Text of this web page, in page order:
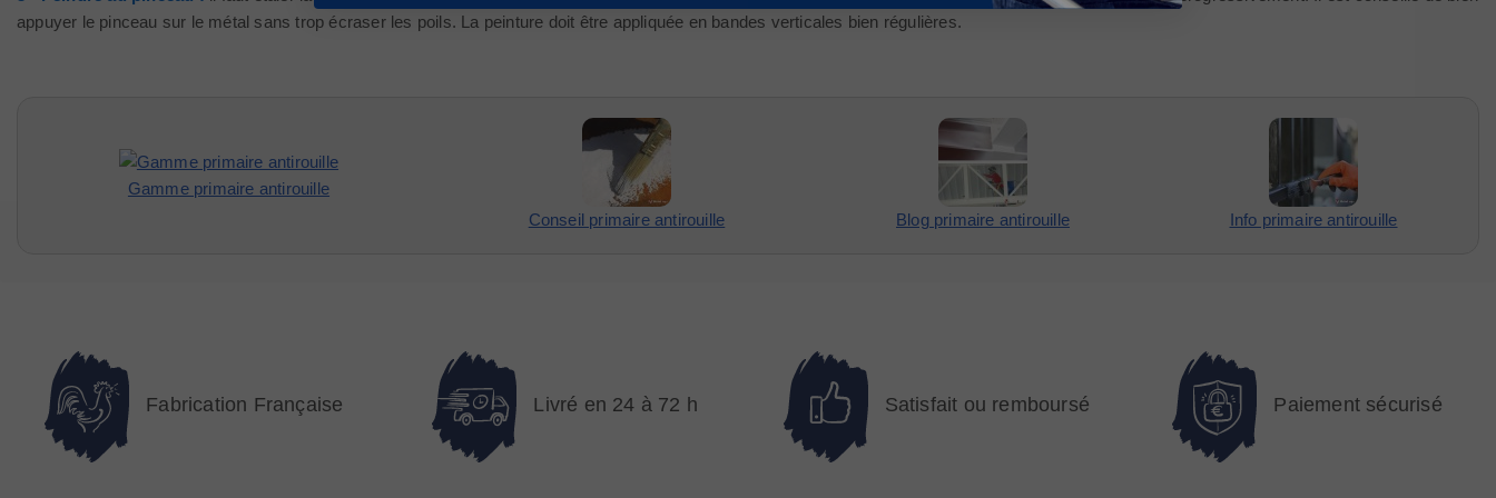
appuyer le pinceau sur le métal sans trop écraser les poils. La peinture doit être appliquée en bandes verticales bien régulières.
Gamme primaire antirouille
Conseil primaire antirouille
Blog primaire antirouille Info primaire antirouille
Fabrication Française Livré en 24 à 72 h Satisfait ou remboursé Paiement sécurisé